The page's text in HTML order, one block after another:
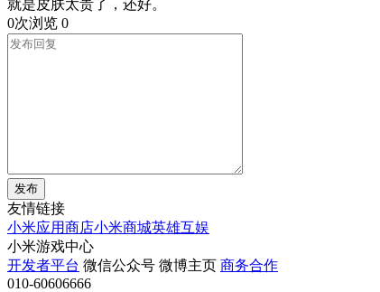
就是皮肤太贵了，还好。
0次浏览 0
发布
友情链接
小米应用商店小米商城英雄互娱
小米游戏中心
开发者平台 微信公众号 微博主页 商务合作
010-60606666